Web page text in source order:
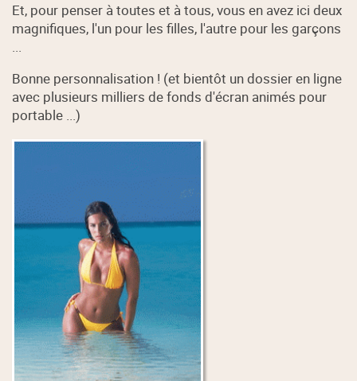
Et, pour penser à toutes et à tous, vous en avez ici deux
magnifiques, l'un pour les filles, l'autre pour les garçons
...
Bonne personnalisation ! (et bientôt un dossier en ligne
avec plusieurs milliers de fonds d'écran animés pour
portable ...)